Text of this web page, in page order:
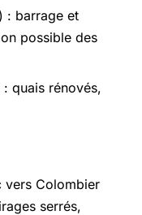
: barrage et
possible des
quais rénovés,
vers Colombier
serrés,